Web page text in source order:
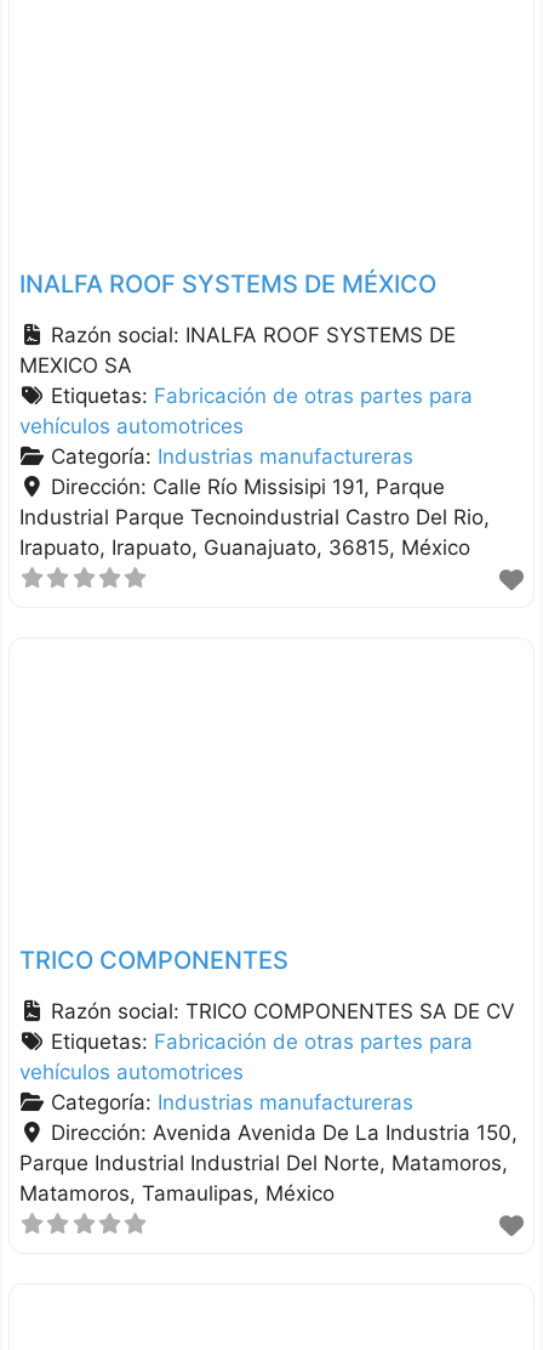
INALFA ROOF SYSTEMS DE MÉXICO
Razón social: INALFA ROOF SYSTEMS DE
MEXICO SA
Etiquetas: Fabricación de otras partes para
vehículos automotrices
Categoría: Industrias manufactureras
Dirección: Calle Río Missisipi 191, Parque
Industrial Parque Tecnoindustrial Castro Del Rio,
Irapuato Irapuato Guanajuato 36815 México
TRICO COMPONENTES
Razón social:TRICO COMPONENTES SA DE CV
Etiquetas: Fabricación de otras partes para
vehículos automotrices
Categoría: Industrias manufactureras
Dirección: Avenida Avenida De La Industria 150,
Parque Industrial Industrial Del Norte, Matamoros
Matamoros Tamaulipas México